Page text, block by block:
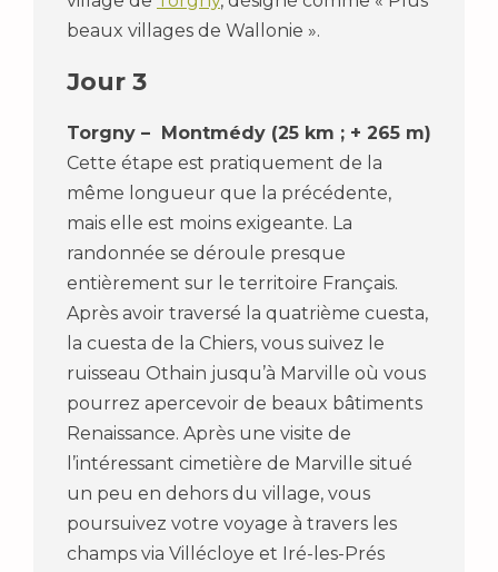
beaux villages de Wallonie ».
Jour 3
Torgny – Montmédy (25 km ; + 265 m)
Cette étape est pratiquement de la
même longueur que la précédente,
mais elle est moins exigeante. La
randonnée se déroule presque
entièrement sur le territoire Français.
Après avoir traversé la quatrième cuesta,
la cuesta de la Chiers, vous suivez le
ruisseau Othain jusqu’à Marville où vous
pourrez apercevoir de beaux bâtiments
Renaissance. Après une visite de
l’intéressant cimetière de Marville situé
un peu en dehors du village, vous
poursuivez votre voyage à travers les
champs via Villécloye et Iré-les-Prés